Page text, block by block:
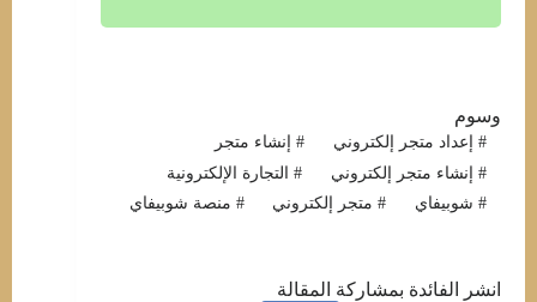
وسوم
#إعداد متجر إلكتروني #إنشاء متجر
#إنشاء متجر إلكتروني #التجارة الإلكترونية
#شوبيفاي #متجر إلكتروني # منصة شوبيفاي
انشر الفائدة بمشاركة المقالة